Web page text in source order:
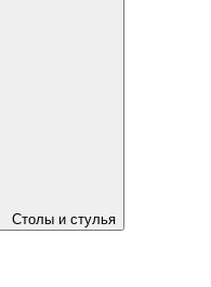
Столы и стулья